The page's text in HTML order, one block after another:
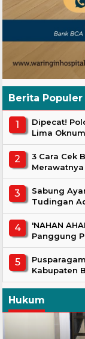
Berita Populer
Dipecat!
Lima
3 Cara Cek
Merawatnya
Sabung
Tudingan
'NAHAN
Panggung
Kabupaten
Hukum